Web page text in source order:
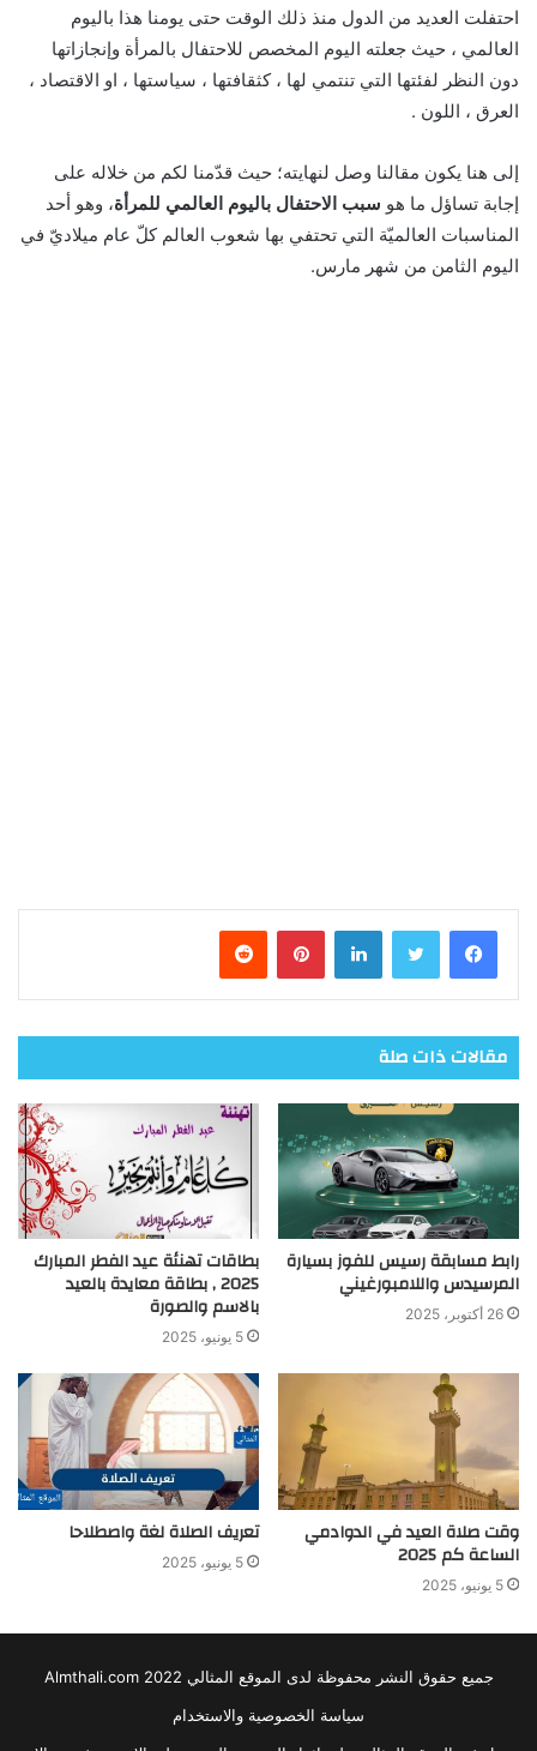
احتفلت العديد من الدول منذ ذلك الوقت حتى يومنا هذا باليوم
العالمي ، حيث جعلته اليوم المخصص للاحتفال بالمرأة وإنجازاتها
دون النظر لفئتها التي تنتمي لها ، كثقافتها ، سياستها ، او الاقتصاد ،
العرق ، اللون .
إلى هنا يكون مقالنا وصل لنهايته؛ حيث قدّمنا لكم من خلاله على
إجابة تساؤل ما هو سبب الاحتفال باليوم العالمي للمرأة، وهو أحد
المناسبات العالميّة التي تحتفي بها شعوب العالم كلّ عام ميلاديّ في
اليوم الثامن من شهر مارس.
فيسبوك تويتر لينكدإن بينتيريست
مقالات ذات صلة
رابط مسابقة رسيس للفوز بسيارة
المرسيدس واللامبورغيني
26 أكتوبر، 2025
بطاقات تهنئة عيد الفطر المبارك
2025 , بطاقة معايدة بالعيد
بالاسم والصورة
5 يونيو، 2025
وقت صلاة العيد في الدوادمي
الساعة كم 2025
5 يونيو، 2025
تعريف الصلاة لغة واصطلاحا
5 يونيو، 2025
جميع حقوق النشر محفوظة لدى الموقع المثالي 2022 Almthali.com
سياسة الخصوصية والاستخدام